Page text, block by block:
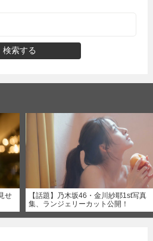
検索する
せ
【話題】乃木坂46・金川紗耶1st写真
集、ランジェリーカット公開！